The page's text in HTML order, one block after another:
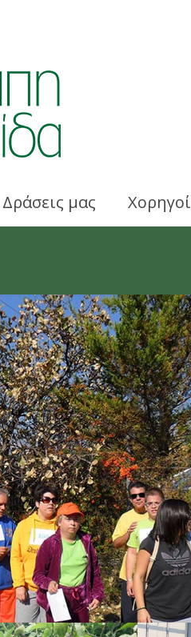
μας Χορηγοί